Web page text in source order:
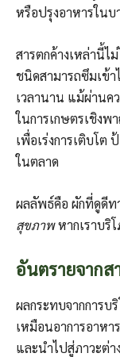
หรือปรุงอาหารใน
สารตกค้างเหล่านี้ไ
ชนิดสามารถซึมเข้า
เวลานาน แม้ผ่านค
ในการเกษตรเชิงพ
เพื่อเร่งการเติบโต
ในตลาด
ผลลัพธ์คือ ผักที่ดูดีท
สุขภาพหากเราบริ
อันตรายจากส
ผลกระทบจากการบ
เหมือนอาการอาห
และนำไปสู่ภาวะต่า